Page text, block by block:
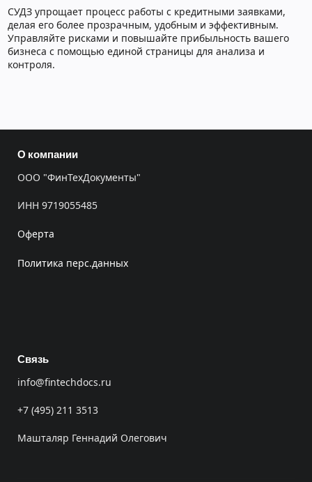
СУДЗ упрощает процесс работы с кредитными заявками,
делая его более прозрачным, удобным и эффективным.
Управляйте рисками и повышайте прибыльность вашего
бизнеса с помощью единой страницы для анализа и
контроля.
О компании
ООО "ФинТехДокументы"
ИНН 9719055485
Оферта
Политика перс.данных
Связь
info@fintechdocs.ru
+7 (495) 211 3513
Машталяр Геннадий Олегович